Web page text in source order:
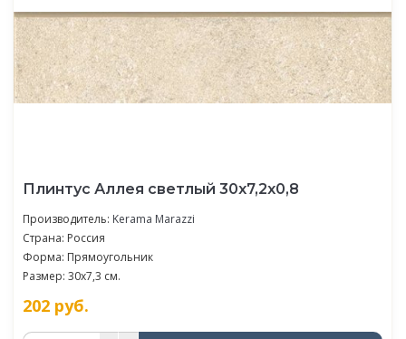
Плинтус Аллея светлый 30x7,2x0,8
Производитель: Kerama Marazzi
Страна: Россия
Форма: Прямоугольник
Размер: 30x7,3 см.
202 руб.